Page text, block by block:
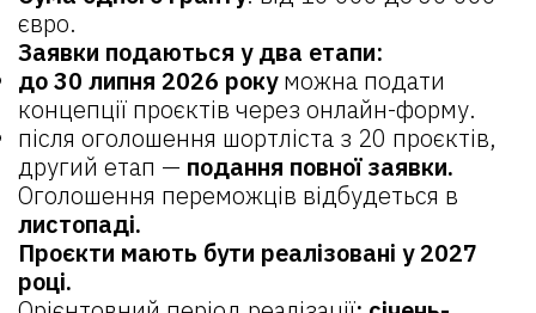
євро.
Заявки подаються у два етапи:
до 30 липня 2026 рокуможна подати
концепції проєктів через онлайн-форму.
після оголошення шортліста з 20 проєктів,
другий етап — подання повної заявки.
Оголошення переможців відбудеться в
листопаді.
Проєкти мають бути реалізовані у 2027
році.